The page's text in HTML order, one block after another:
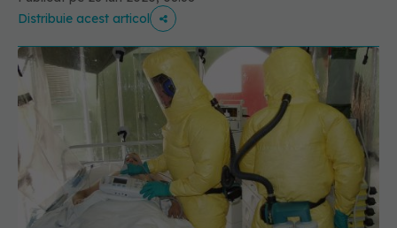
Distribuie acest articol